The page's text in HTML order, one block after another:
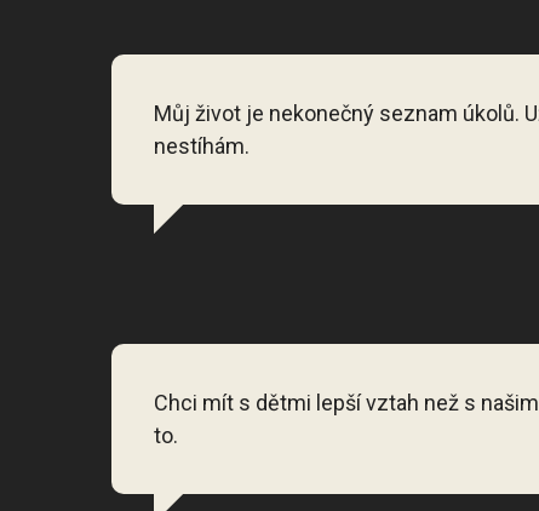
Můj život je nekonečný seznam úkolů.
nestíhám.
Chci mít s dětmi lepší vztah než s
to.